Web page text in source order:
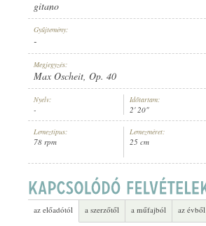
K. U. K. INFANTERIE-REGIMENT NO. 6.
709
gitano
Gyűjtemény:
-
Megjegyzés:
Max Oscheit, Op. 40
Nyelv:
-
Időtartam:
2' 20"
Lemeztípus:
78 rpm
Lemezméret:
25 cm
az előadótól a szerzőtől a műfajból az évből